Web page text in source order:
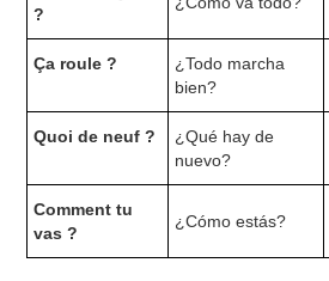
?
Ça roule ?
¿Todo marcha
bien?
Quoi de neuf ?
¿Qué hay de
nuevo?
Comment tu
vas ?
¿Cómo estás?